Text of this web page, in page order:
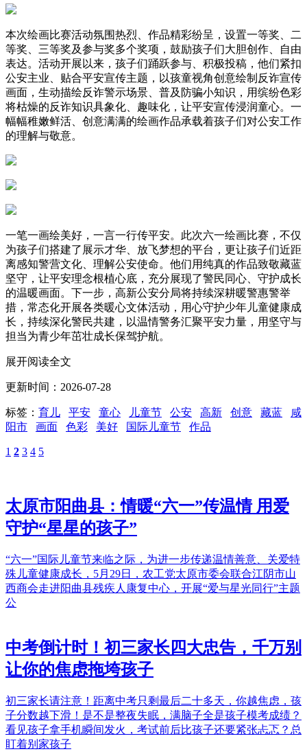
本次绘画比赛活动氛围热烈、作品精彩纷呈，设置一等奖、二
等奖、三等奖及参与奖多个奖项，鼓励孩子们大胆创作、自由
表达。活动开展以来，孩子们踊跃参与、积极投稿，他们紧扣
公安主业、贴合平安宣传主题，以孩童视角创意绘制反诈宣传
画面，生动描绘反诈警示场景、普及防骗小知识，用缤纷色彩
将枯燥的反诈知识具象化、趣味化，让平安宣传浸润童心。一
幅幅稚嫩鲜活、创意满满的绘画作品承载着孩子们对公安工作
的理解与敬意。
一笔一画绘美好，一言一行传平安。此次六一绘画比赛，不仅
为孩子们搭建了展示才华、放飞梦想的平台，更让孩子们近距
离感知警营文化、理解公安使命。他们用纯真的作品致敬藏蓝
坚守，让平安理念根植心底，充分展现了警民同心、守护成长
的温暖画面。下一步，高新公安分局将持续深耕暖警惠警举
措，常态化开展各类暖心文体活动，用心守护少年儿童健康成
长，持续深化警民共建，以温情警务汇聚平安力量，用坚守与
担当为青少年茁壮成长保驾护航。
展开阅读全文
更新时间：2026-07-28
标签： 育儿 平安 童心 儿童节 公安 高新 创意 藏蓝
咸
阳市
画面 色彩 美好 国际儿童节 作品
1 2 3 4 5
太原市阳曲县：情暖“六一”传温情 用爱
守护“星星的孩子”
“六一”国际儿童节来临之际，为进一步传递温情善意、关爱特
殊儿童健康成长，5月29日，农工党太原市委会联合江阴市山
西商会走进阳曲县残疾人康复中心，开展“爱与星光同行”主题
公
中考倒计时！初三家长四大忠告，千万别
让你的焦虑拖垮孩子
初三家长请注意！距离中考只剩最后二十多天，你越焦虑，孩
子分数越下滑！是不是整夜失眠，满脑子全是孩子模考成绩？
看见孩子拿手机瞬间发火，考试前后比孩子还要紧张忐忑？总
盯着别家孩子